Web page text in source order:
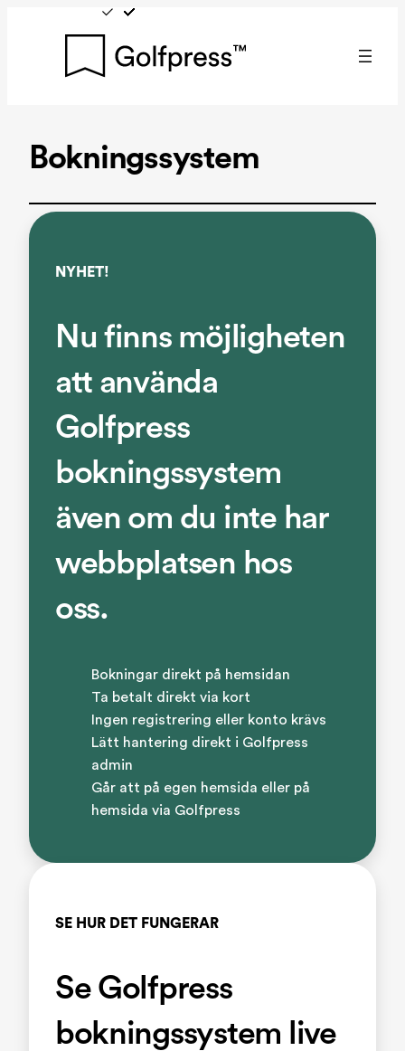
Bokningssystem
NYHET!
Nu finns möjligheten
att använda
Golfpress
bokningssystem
även om du inte har
webbplatsen hos
oss.
Bokningar direkt på hemsidan
Ta betalt direkt via kort
Ingen registrering eller konto krävs
Lätt hantering direkt i Golfpress
admin
Går att på egen hemsida eller på
hemsida via Golfpress
SE HUR DET FUNGERAR
Se Golfpress
bokningssystem live